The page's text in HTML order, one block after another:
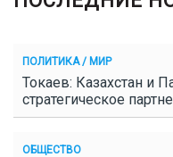
ПОЛИТИКА / МИР
Токаев: Казахстан и
стратегическое
ОБЩЕСТВО